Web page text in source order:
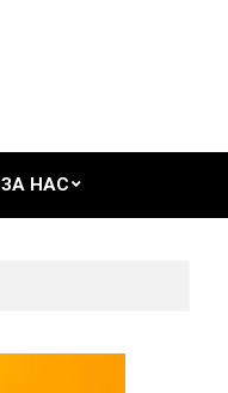
ЗА НАС